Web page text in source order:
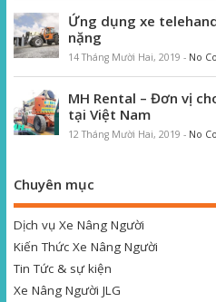
Ứng dụng xe
nặng
14 Tháng Mười Hai, 2019 - No
MH Rental – Đơn vị
tại Việt Nam
12 Tháng Mười Hai, 2019 - No
Chuyên mục
Dịch vụ Xe Nâng Người
Kiến Thức Xe Nâng Người
Tin Tức & sự kiện
Xe Nâng Người JLG